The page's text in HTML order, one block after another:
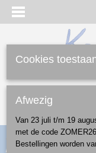
Home >Webshop>
patroon D1311A
Cookies
Afwezig
Van 23 juli t/m 19
met de code
Bestellingen worden